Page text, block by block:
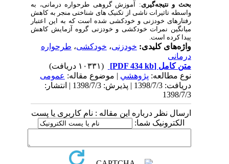
بحث و نتیجه‌گیری : آموزش گروهی طرحواره درمانی، به
واسطه تاثیرات ناشی از تکنیک های شناختی منجر به کاهش
رفتارهای خودزنی و خودکشی شده است که به این اعتبار
میانگین نمرات خودکشی و خودزنی گروه آزمایش کاهش
پیدا کرده است.
واژه‌های کلیدی:خودزنی،خودکشی،طرحواره
درمانی
متن کامل[PDF 434 kb]
نوع مطالعه:پژوهشي| موضوع مقاله:عمومى
دریافت: 1398/7/3 | پذیرش: 1398/7/3 | انتشار:
1398/7/3
ارسال نظر درباره این مقاله : نام کاربری یا پست
الکترونیک شما: